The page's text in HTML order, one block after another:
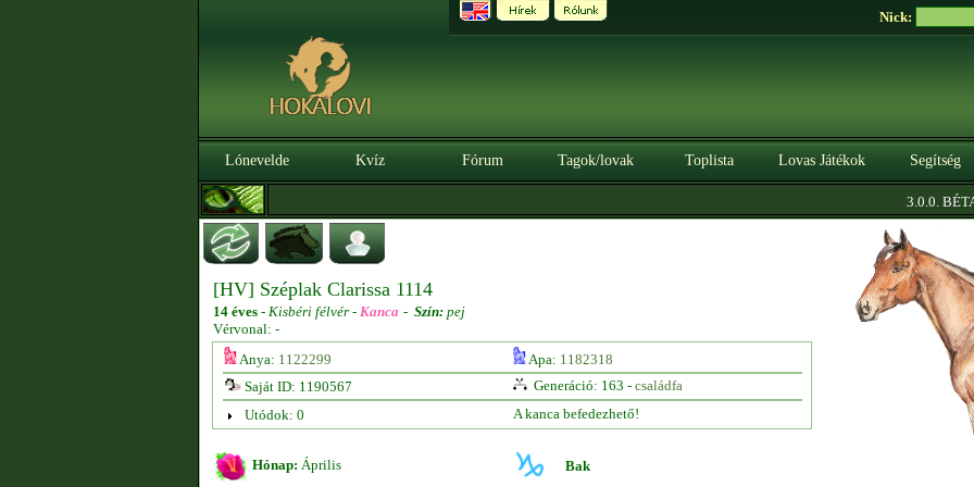
Nick:
Lónevelde Kvíz Fórum Tagok/lovak Toplista Lovas Játékok Segítség
3.0.0. BÉTA|
[HV] Széplak Clarissa 1114
14 éves - Kisbéri félvér - Kanca - Szín: pej
Vérvonal: -
Anya: 1122299 Apa: 1182318
Saját ID: 1190567
Generáció: 163 - családfa
Utódok: 0
A kanca befedezhető!
Hónap: Április Bak